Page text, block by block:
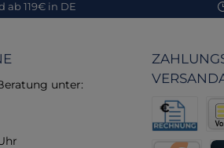
ab 119€ in DE
unter:
Rechnung